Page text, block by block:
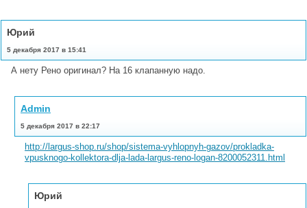
Юрий
5 декабря 2017 в 15:41
А нету Рено оригинал? На 16 клапанную надо.
Admin
5 декабря 2017 в 22:17
http://largus-shop.ru/shop/sistema-vyhlopnyh-gazov/prokladka-
vpusknogo-kollektora-dlja-lada-largus-reno-logan-8200052311.html
Юрий